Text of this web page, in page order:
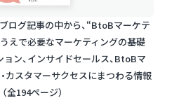
ログ記事の中から、“BtoBマーケテ
えで必要なマーケティングの基礎
ン、インサイドセールス、BtoBマ
カスタマーサクセスにまつわる情報
全194ページ）